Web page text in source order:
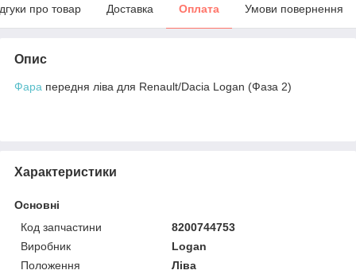
про товар Доставка Оплата Умови повернення
Опис
Фара передня ліва для Renault/Dacia Logan (Фаза 2)
Характеристики
Основні
Код запчастини
8200744753
Виробник
Logan
Положення
Ліва